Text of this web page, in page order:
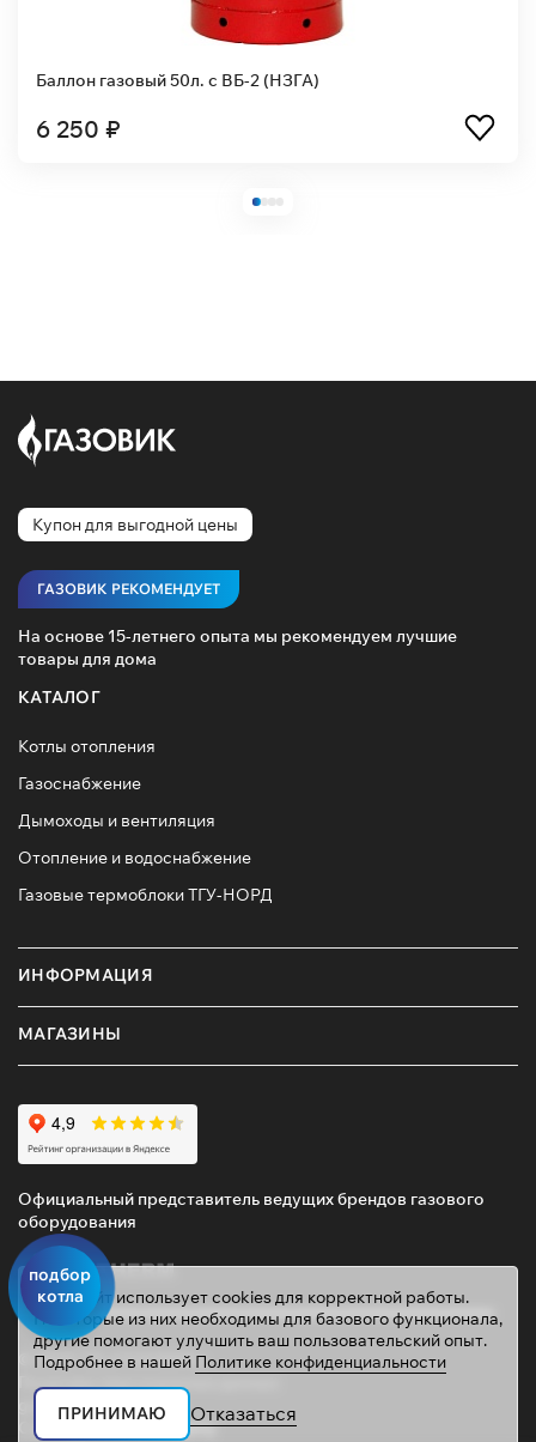
подбор
котла
Баллон газовый 50л. с ВБ-2 (НЗГА)
6 250 ₽
Купон для выгодной цены
ГАЗОВИК РЕКОМЕНДУЕТ
На основе 15-летнего опыта мы рекомендуем лучшие
товары для дома
КАТАЛОГ
Котлы отопления
Газоснабжение
Дымоходы и вентиляция
Отопление и водоснабжение
Газовые термоблоки ТГУ-НОРД
ИНФОРМАЦИЯ
МАГАЗИНЫ
Официальный представитель ведущих брендов газового
оборудования
© 2026 ТД «ГАЗОВИК»
Политика персональных данных
gazovik55@inbox.ru
Сайт сделали
Mahogany
Этот сайт использует cookies для корректной работы.
Некоторые из них необходимы для базового функционала,
другие помогают улучшить ваш пользовательский опыт.
Подробнее в нашей Политике конфиденциальности
ПРИНИМАЮ Отказаться